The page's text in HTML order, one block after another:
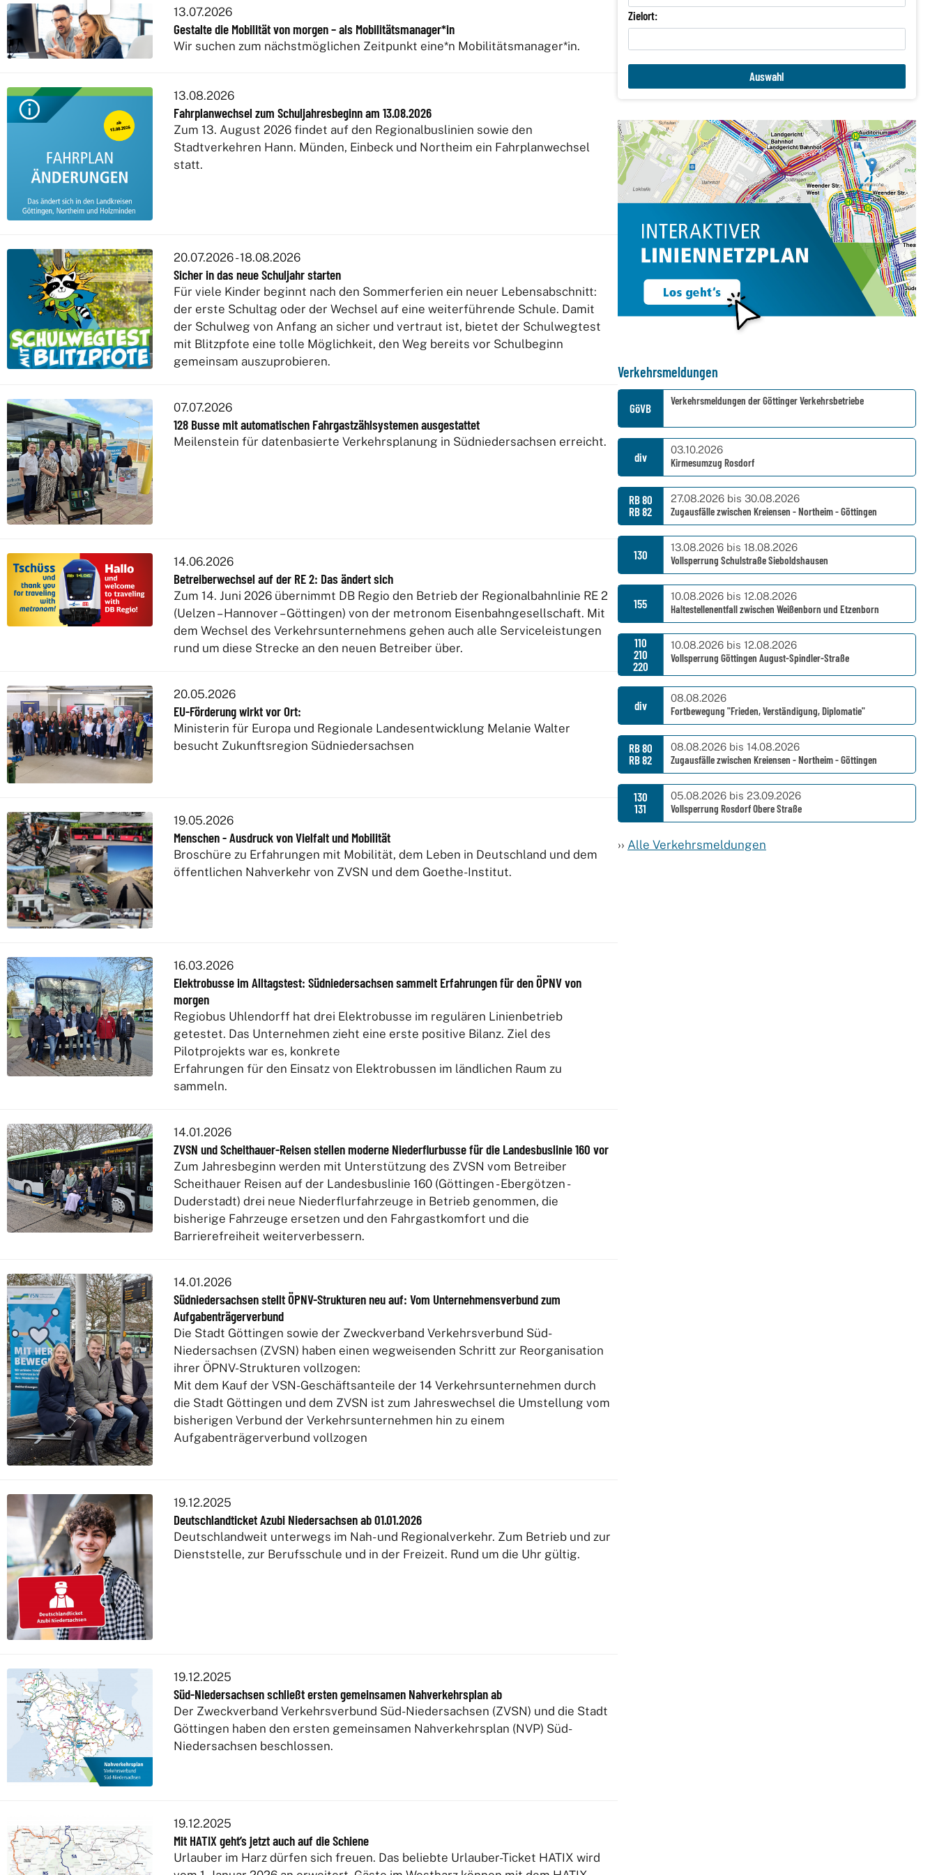
13.07.2026
Gestalte die Mobilität von morgen – als Mobilitätsmanager*in
Wir suchen zum nächstmöglichen Zeitpunkt eine*n Mobilitätsmanager*in.
13.08.2026
Fahrplanwechsel zum Schuljahresbeginn am 13.08.2026
Zum 13. August 2026 findet auf den Regionalbuslinien sowie den
Stadtverkehren Hann. Münden, Einbeck und Northeim ein Fahrplanwechsel
statt.
20.07.2026 - 18.08.2026
Sicher in das neue Schuljahr starten
Für viele Kinder beginnt nach den Sommerferien ein neuer Lebensabschnitt:
der erste Schultag oder der Wechsel auf eine weiterführende Schule. Damit
der Schulweg von Anfang an sicher und vertraut ist, bietet der Schulwegtest
mit Blitzpfote eine tolle Möglichkeit, den Weg bereits vor Schulbeginn
gemeinsam auszuprobieren.
07.07.2026
128 Busse mit automatischen Fahrgastzählsystemen ausgestattet
Meilenstein für datenbasierte Verkehrsplanung in Südniedersachsen erreicht.
14.06.2026
Betreiberwechsel auf der RE 2: Das ändert sich
Zum 14. Juni 2026 übernimmt DB Regio den Betrieb der Regionalbahnlinie RE 2
(Uelzen – Hannover – Göttingen) von der metronom Eisenbahngesellschaft. Mit
dem Wechsel des Verkehrsunternehmens gehen auch alle Serviceleistungen
rund um diese Strecke an den neuen Betreiber über.
20.05.2026
EU-Förderung wirkt vor Ort:
Ministerin für Europa und Regionale Landesentwicklung Melanie Walter
besucht Zukunftsregion Südniedersachsen
19.05.2026
Menschen - Ausdruck von Vielfalt und Mobilität
Broschüre zu Erfahrungen mit Mobilität, dem Leben in Deutschland und dem
öffentlichen Nahverkehr von ZVSN und dem Goethe-Institut.
16.03.2026
Elektrobusse im Alltagstest: Südniedersachsen sammelt Erfahrungen für den ÖPNV von
morgen
Regiobus Uhlendorff hat drei Elektrobusse im regulären Linienbetrieb
getestet. Das Unternehmen zieht eine erste positive Bilanz. Ziel des
Pilotprojekts war es, konkrete
Erfahrungen für den Einsatz von Elektrobussen im ländlichen Raum zu
sammeln.
14.01.2026
ZVSN und Scheithauer-Reisen stellen moderne Niederflurbusse für die Landesbuslinie 160 vor
Zum Jahresbeginn werden mit Unterstützung des ZVSN vom Betreiber
Scheithauer Reisen auf der Landesbuslinie 160 (Göttingen - Ebergötzen -
Duderstadt) drei neue Niederflurfahrzeuge in Betrieb genommen, die
bisherige Fahrzeuge ersetzen und den Fahrgastkomfort und die
Barrierefreiheit weiterverbessern.
14.01.2026
Südniedersachsen stellt ÖPNV-Strukturen neu auf: Vom Unternehmensverbund zum
Aufgabenträgerverbund
Die Stadt Göttingen sowie der Zweckverband Verkehrsverbund Süd-
Niedersachsen (ZVSN) haben einen wegweisenden Schritt zur Reorganisation
ihrer ÖPNV-Strukturen vollzogen:
Mit dem Kauf der VSN-Geschäftsanteile der 14 Verkehrsunternehmen durch
die Stadt Göttingen und dem ZVSN ist zum Jahreswechsel die Umstellung vom
bisherigen Verbund der Verkehrsunternehmen hin zu einem
Aufgabenträgerverbund vollzogen
19.12.2025
Deutschlandticket Azubi Niedersachsen ab 01.01.2026
Deutschlandweit unterwegs im Nah- und Regionalverkehr. Zum Betrieb und zur
Dienststelle, zur Berufsschule und in der Freizeit. Rund um die Uhr gültig.
19.12.2025
Süd-Niedersachsen schließt ersten gemeinsamen Nahverkehrsplan ab
Der Zweckverband Verkehrsverbund Süd-Niedersachsen (ZVSN) und die Stadt
Göttingen haben den ersten gemeinsamen Nahverkehrsplan (NVP) Süd-
Niedersachsen beschlossen.
19.12.2025
Mit HATIX geht’s jetzt auch auf die Schiene
Urlauber im Harz dürfen sich freuen. Das beliebte Urlauber-Ticket HATIX wird
Zielort:
Verkehrsmeldungen
GöVB
Verkehrsmeldungen der Göttinger Verkehrsbetriebe
div
03.10.2026
Kirmesumzug Rosdorf
RB 80
RB 82
27.08.2026 bis 30.08.2026
Zugausfälle zwischen Kreiensen - Northeim - Göttingen
130
13.08.2026 bis 18.08.2026
Vollsperrung Schulstraße Sieboldshausen
155
10.08.2026 bis 12.08.2026
Haltestellenentfall zwischen Weißenborn und Etzenborn
110
210
220
10.08.2026 bis 12.08.2026
Vollsperrung Göttingen August-Spindler-Straße
div
08.08.2026
Fortbewegung "Frieden, Verständigung, Diplomatie"
RB 80
RB 82
08.08.2026 bis 14.08.2026
Zugausfälle zwischen Kreiensen - Northeim - Göttingen
130
131
05.08.2026 bis 23.09.2026
Vollsperrung Rosdorf Obere Straße
›› Alle Verkehrsmeldungen